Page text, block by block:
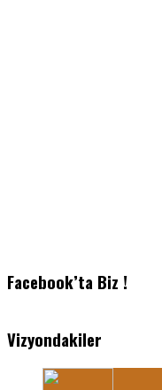
Facebook’ta Biz !
Vizyondakiler